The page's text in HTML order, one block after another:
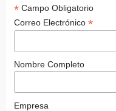
*Campo Obligatorio
Correo Electrónico *
Nombre Completo
Empresa